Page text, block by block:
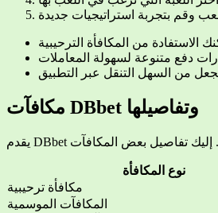
مكافآت DBbet وتفاصيلها
نوع المكافأة
مكافأة ترحيبية
المكافآت الموسمية